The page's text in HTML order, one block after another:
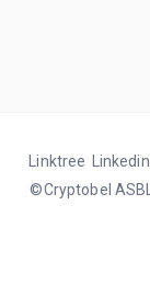
Linktree
Linkedin
©Cryptobel ASBL